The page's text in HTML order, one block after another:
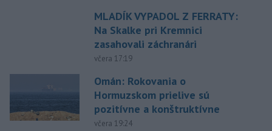
MLADÍK VYPADOL Z FERRATY:
Na Skalke pri Kremnici
zasahovali záchranári
včera 17:19
Omán: Rokovania o
Hormuzskom prielive sú
pozitívne a konštruktívne
včera 19:24